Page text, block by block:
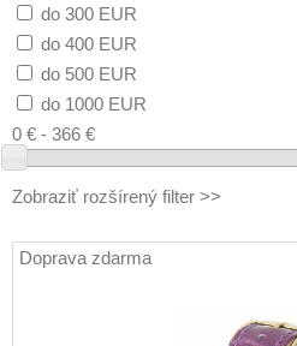
do 300 EUR
do 400 EUR
do 500 EUR
do 1000 EUR
0 € - 366 €
Zobraziť rozšírený filter >>
Doprava zdarma